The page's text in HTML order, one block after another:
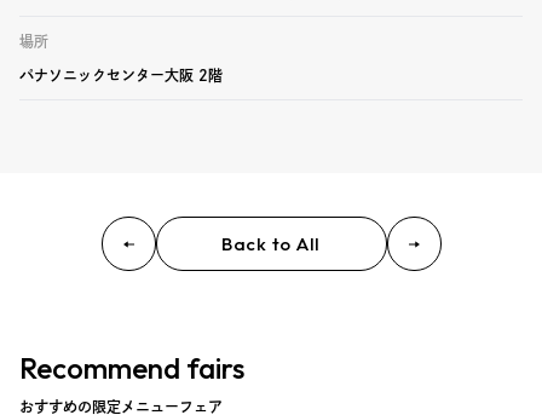
場所
パナソニックセンター大阪 2階
Back to All
Recommend fairs
おすすめの限定メニューフェア